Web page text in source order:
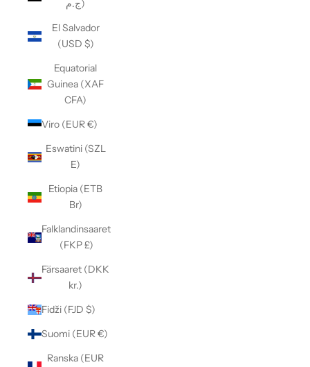
ج.م)
El Salvador
(USD $)
Equatorial
Guinea (XAF
CFA)
Viro (EUR €)
Eswatini (SZL
E)
Etiopia (ETB
Br)
Falklandinsaaret
(FKP £)
Färsaaret (DKK
kr.)
Fidži (FJD $)
Suomi (EUR €)
Ranska (EUR